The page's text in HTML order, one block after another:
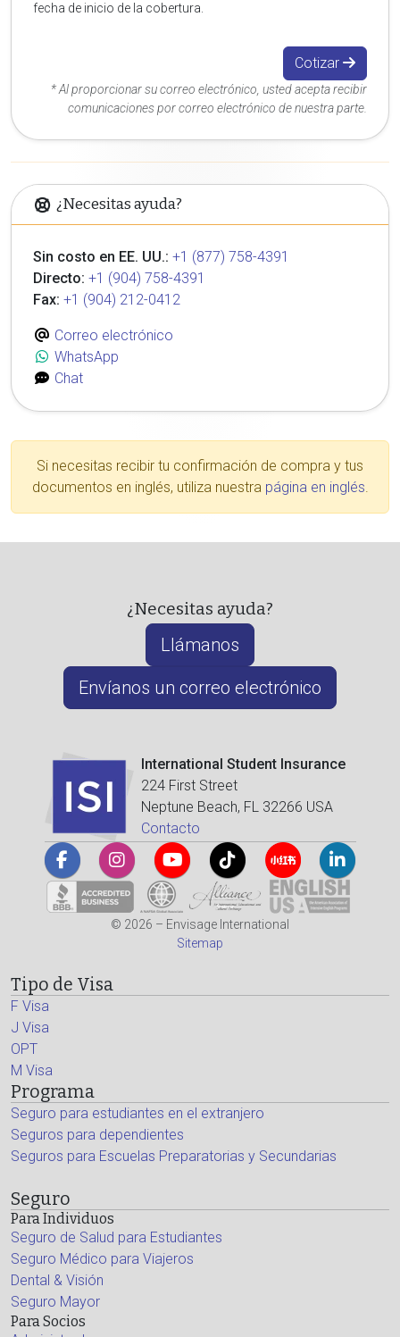
fecha de inicio de la cobertura.
Cotizar
* Al proporcionar su correo electrónico, usted acepta recibir
comunicaciones por correo electrónico de nuestra parte.
¿Necesitas ayuda?
Sin costo en EE. UU.: +1 (877) 758-4391
Directo: +1 (904) 758-4391
Fax: +1 (904) 212-0412
Correo electrónico
WhatsApp
Chat
Si necesitas recibir tu confirmación de compra y tus
documentos en inglés, utiliza nuestra página en inglés.
¿Necesitas ayuda?
Llámanos
Envíanos un correo electrónico
International Student Insurance
224 First Street
Neptune Beach, FL 32266 USA
Contacto
© 2026 – Envisage International
Sitemap
Tipo de Visa
F Visa
J Visa
OPT
M Visa
Programa
Seguro para estudiantes en el extranjero
Seguros para dependientes
Seguros para Escuelas Preparatorias y Secundarias
Seguro
Para Individuos
Seguro de Salud para Estudiantes
Seguro Médico para Viajeros
Dental & Visión
Seguro Mayor
Para Socios